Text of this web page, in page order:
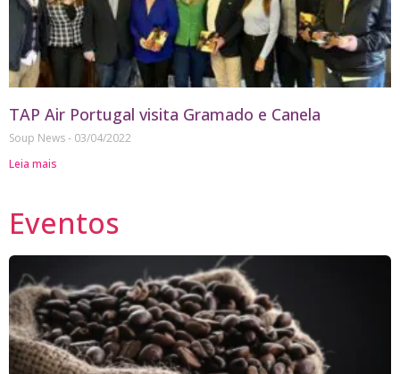
TAP Air Portugal visita Gramado e Canela
Soup News
03/04/2022
Leia mais
Eventos